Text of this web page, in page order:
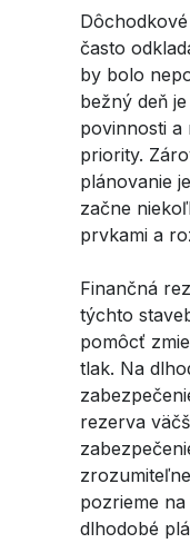
Finančný
nadhľad a
prosperite
Finančné
Planting
Fund for
Partner
Benefity
Proces
Otvorené
Finančný
nadhľad a
prosperite
Finančné
Planting
Fund for
Kariéra
Partner
Benefity
Proces
Otvorené
Linkedin
Twitter
Facebook
Telegram
často
by bolo
bežný deň
povinnosti
priority.
plánovanie
začne
prvkami a
Finančná
týchto
pomôcť
tlak. Na
rezerva
pozrieme
dlhodobé